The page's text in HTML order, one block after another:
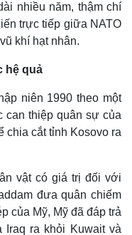
nhiều năm, thậm chí
trực tiếp giữa NATO
khí hạt nhân.
hệ quả
niên 1990 theo một
can thiệp quân sự của
chia cắt tỉnh Kosovo ra
vật có giá trị đối với
đưa quân chiếm
của Mỹ, Mỹ đã đáp trả
Iraq ra khỏi Kuwait và